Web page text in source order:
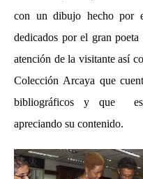
con un dibujo hecho por
dedicados por el gran
atención de la visitante así
Colección Arcaya que
bibliográficos y que
apreciando su contenido.